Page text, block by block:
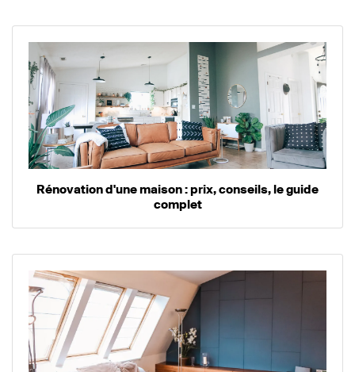
Rénovation d'une maison : prix, conseils, le guide
complet